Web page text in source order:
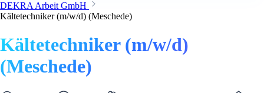
DEKRA Arbeit GmbH
Kältetechniker (m/w/d) (Meschede)
Kältetechniker (m/w/d)
(Meschede)